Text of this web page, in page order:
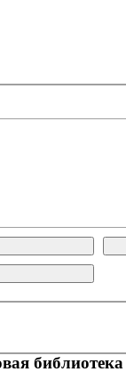
библиотека